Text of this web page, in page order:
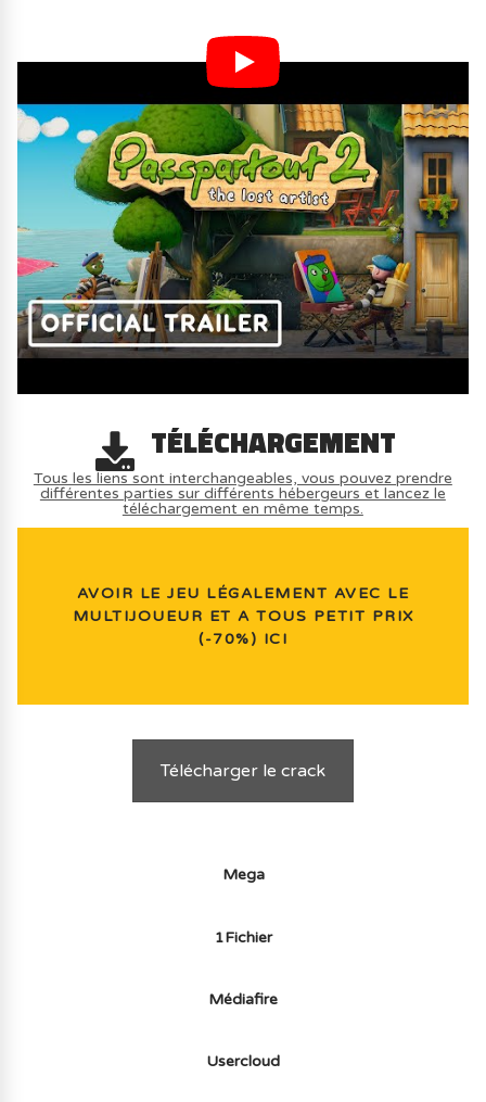
TÉLÉCHARGEMENT
Tous les liens sont interchangeables, vous pouvez prendre
différentes parties sur différents hébergeurs et lancez le
téléchargement en même temps.
AVOIR LE JEU LÉGALEMENT AVEC LE
MULTIJOUEUR ET A TOUS PETIT PRIX
(-70%) ICI
Télécharger le crack
Mega
1Fichier
Médiafire
Usercloud